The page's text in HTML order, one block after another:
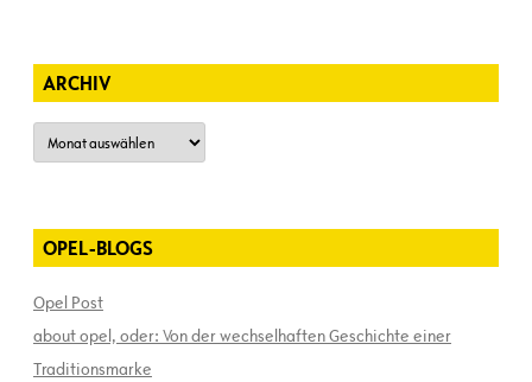
ARCHIV
Archiv
OPEL-BLOGS
Opel Post
about opel, oder: Von der wechselhaften Geschichte einer
Traditionsmarke